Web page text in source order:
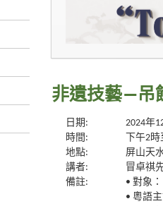
非遺技藝—吊
日期:
2024年
時間:
下午2
地點:
屏山天
講者:
冒卓祺
備註:
• 對象
• 粵語